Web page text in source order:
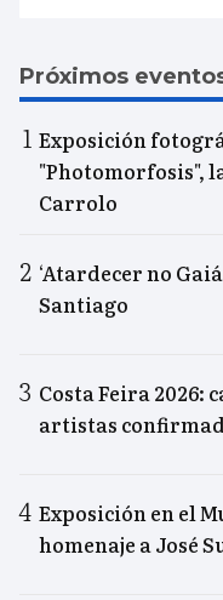
Próximos
Exposición
"Photomorfosis",
Carrolo
‘Atardecer no
Santiago
Costa Feira 2026:
artistas
Exposición en el
homenaje a José